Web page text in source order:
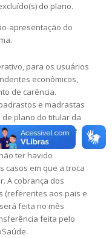
do plano.
apresentação do
para os usuários
econômicos,
de carência.
e madrastas
plano do titular da
Nas situações de
de
ter havido
casos em que a troca
A cobrança dos
(referentes aos pais e
feita no mês
feita pelo